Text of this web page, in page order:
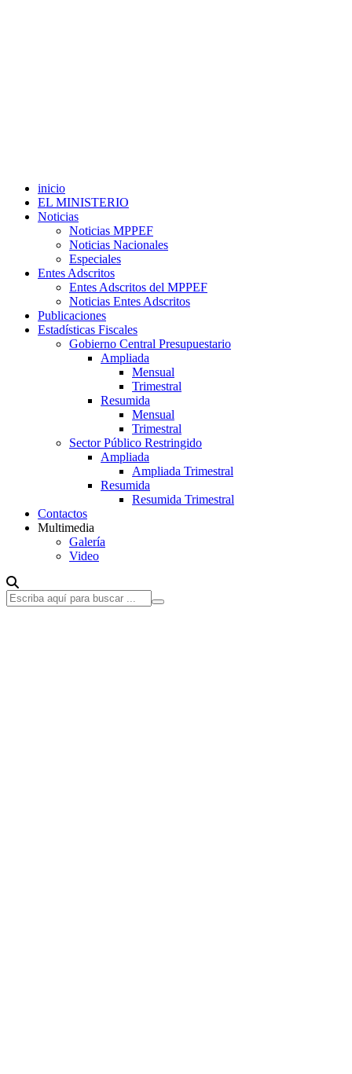
inicio
EL MINISTERIO
Noticias
Noticias MPPEF
Noticias Nacionales
Especiales
Entes Adscritos
Entes Adscritos del MPPEF
Noticias Entes Adscritos
Publicaciones
Estadísticas Fiscales
Gobierno Central Presupuestario
Ampliada
Mensual
Trimestral
Resumida
Mensual
Trimestral
Sector Público Restringido
Ampliada
Ampliada Trimestral
Resumida
Resumida Trimestral
Contactos
Multimedia
Galería
Video